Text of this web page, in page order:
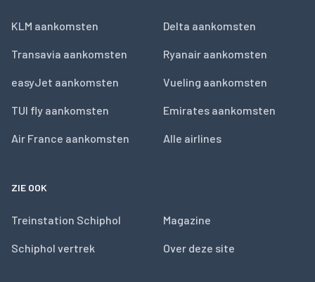
KLM aankomsten
Transavia aankomsten
easyJet aankomsten
TUI fly aankomsten
Air France aankomsten
Delta aankomsten
Ryanair aankomsten
Vueling aankomsten
Emirates aankomsten
Alle airlines
ZIE OOK
Treinstation Schiphol
Schiphol vertrek
Magazine
Over deze site